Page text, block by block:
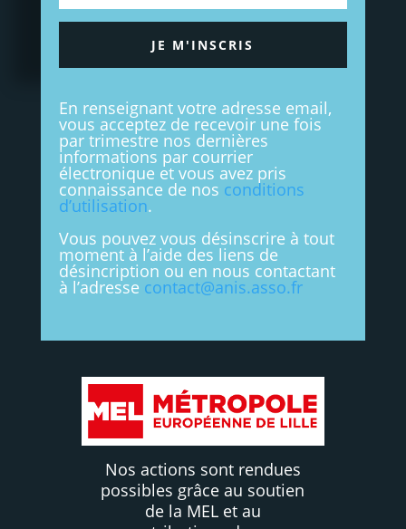
JE M'INSCRIS
En renseignant votre adresse email,
vous acceptez de recevoir une fois
par trimestre nos dernières
informations par courrier
électronique et vous avez pris
connaissance de nos conditions
d’utilisation.
Vous pouvez vous désinscrire à tout
moment à l’aide des liens de
désincription ou en nous contactant
à l’adresse contact@anis.asso.fr
Nos actions sont rendues
possibles grâce au soutien
de la MEL et au